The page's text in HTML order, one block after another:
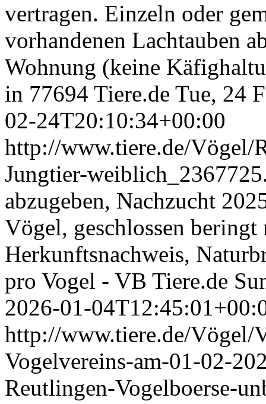
vertragen. Einzeln oder
vorhandenen Lachtauben
Wohnung (keine
in 77694 Tiere.de Tue, 24
02-24T20:10:34+00:00
http://www.tiere.de/Vögel/
Jungtier-
abzugeben, Nachzucht
Vögel, geschlossen
Herkunftsnachweis,
pro Vogel - VB Tiere.de
2026-01-
http://www.tiere.de/Vögel/
Vogelvereins-am-01-02-
Reutlingen-Vogelboerse-